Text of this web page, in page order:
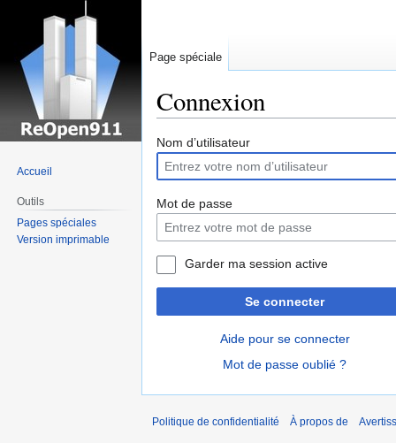
Connexion
Sauter
la
navigation
Sauter
la
recherche
Nom d’utilisateur
Mot de passe
Garder ma session active
Se connecter
Aide pour se connecter
Mot de passe oublié ?
Page spéciale
Accueil
Outils
Pages spéciales
Version imprimable
Politique de confidentialité À propos de